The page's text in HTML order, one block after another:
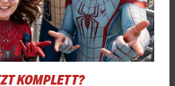
KOMPLETT?